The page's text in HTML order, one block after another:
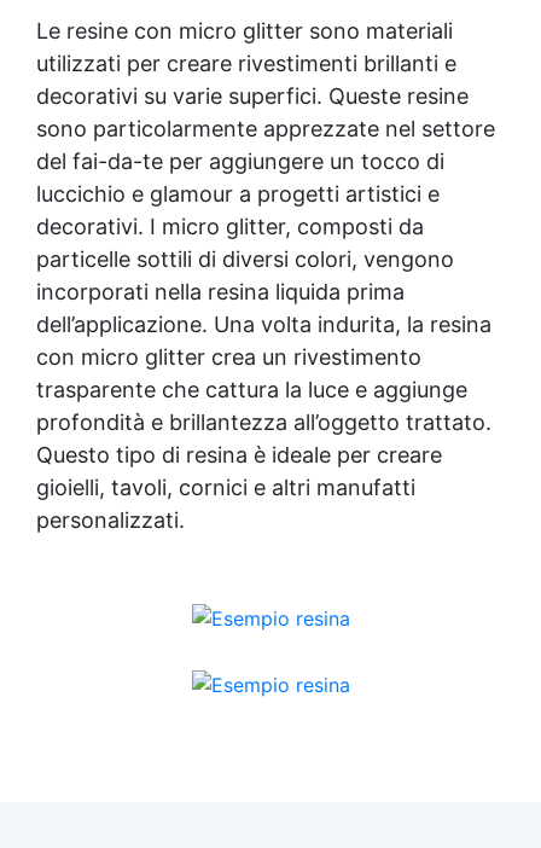
Le resine con micro glitter sono materiali
utilizzati per creare rivestimenti brillanti e
decorativi su varie superfici. Queste resine
sono particolarmente apprezzate nel settore
del fai-da-te per aggiungere un tocco di
luccichio e glamour a progetti artistici e
decorativi. I micro glitter, composti da
particelle sottili di diversi colori, vengono
incorporati nella resina liquida prima
dell’applicazione. Una volta indurita, la resina
con micro glitter crea un rivestimento
trasparente che cattura la luce e aggiunge
profondità e brillantezza all’oggetto trattato.
Questo tipo di resina è ideale per creare
gioielli, tavoli, cornici e altri manufatti
personalizzati.